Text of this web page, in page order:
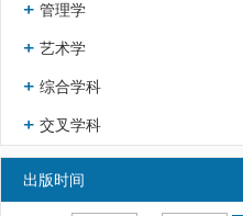
管理学
艺术学
综合学科
交叉学科
出版时间